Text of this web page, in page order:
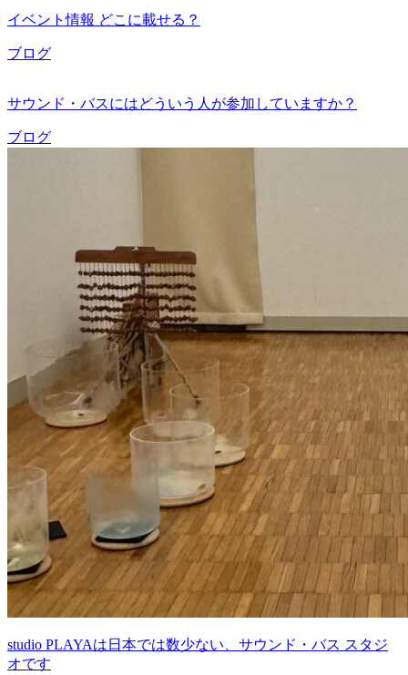
イベント情報 どこに載せる？
ブログ
サウンド・バスにはどういう人が参加していますか？
ブログ
studio PLAYAは日本では数少ない、サウンド・バス スタジ
オです